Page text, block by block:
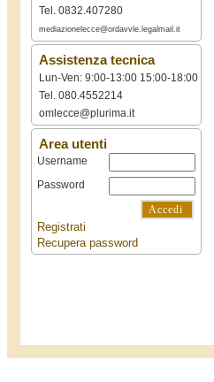
Tel. 0832.407280
mediazionelecce@ordavvle.legalmail.it
Assistenza tecnica
Lun-Ven: 9:00-13:00 15:00-18:00
Tel. 080.4552214
omlecce@plurima.it
Area utenti
Username
Password
Registrati
Recupera password